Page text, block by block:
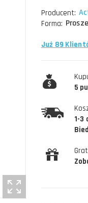
Producent:
Forma:
Już 89
5
1-3